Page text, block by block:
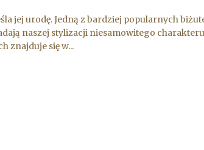
jej urodę. Jedną z bardziej popularnych
naszej stylizacji niesamowitego
znajduje się w...